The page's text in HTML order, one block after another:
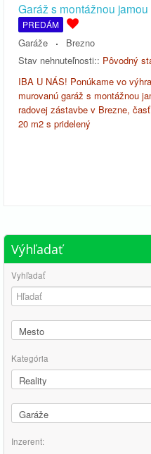
Garáž s montážnou
PREDÁM
Garáže
Brezno
Stav nehnuteľnosti:: Pôvodný
IBA U NÁS! Ponúkame vo
murovanú garáž s montážnou
radovej zástavbe v Brezne,
20 m2 s pridelený
Výhľadať
Vyhľadať
Kategória
Inzerent: